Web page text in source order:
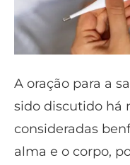
A oração para a
sido discutido há
consideradas
alma e o corpo,